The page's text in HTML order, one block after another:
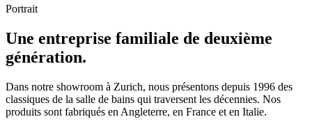
Portrait
Une entreprise familiale de deuxième
génération.
Dans notre showroom à Zurich, nous présentons depuis 1996 des
classiques de la salle de bains qui traversent les décennies. Nos
produits sont fabriqués en Angleterre, en France et en Italie.